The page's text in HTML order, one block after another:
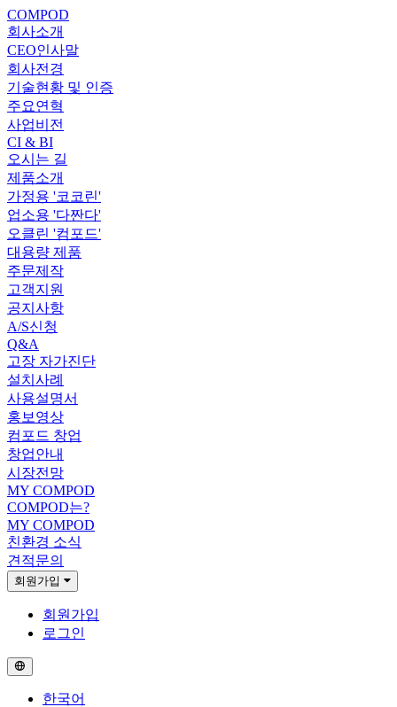
COMPOD
회사소개
CEO인사말
회사전경
기술현황 및 인증
주요연혁
사업비전
CI & BI
오시는 길
제품소개
가정용 '코코린'
업소용 '다짠다'
오클린 '컴포드'
대용량 제품
주문제작
고객지원
공지사항
A/S신청
Q&A
고장 자가진단
설치사례
사용설명서
홍보영상
컴포드 창업
창업안내
시장전망
MY COMPOD
COMPOD는?
MY COMPOD
친환경 소식
견적문의
회원가입
회원가입
로그인
한국어